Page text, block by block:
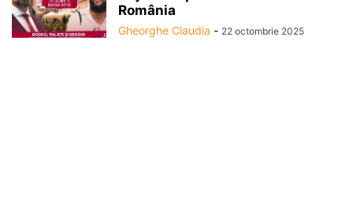
România
Gheorghe Claudia - 22 octombrie 2025